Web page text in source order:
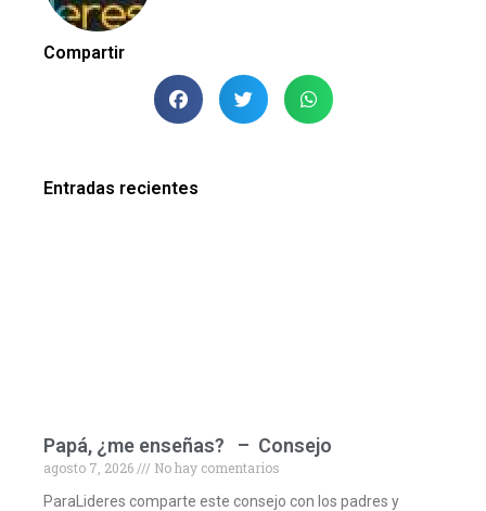
Compartir
Entradas recientes
Papá, ¿me enseñas? – Consejo
agosto 7, 2026
No hay comentarios
ParaLideres comparte este consejo con los padres y